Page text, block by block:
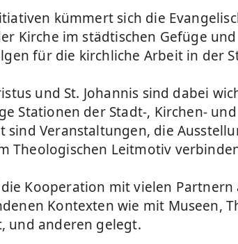
kümmert sich die
Kirche im städtischen Gefüge
für die kirchliche Arbeit in der
und St. Johannis sind dabei
Stationen der Stadt-, Kirchen-
sind Veranstaltungen, die
Theologischen Leitmotiv
Kooperation mit vielen Partnern
Kontexten wie mit Museen,
und anderen gelegt.